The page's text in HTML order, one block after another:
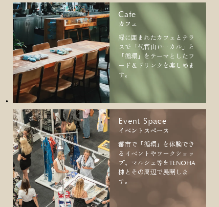
Cafe
カフェ
緑に囲まれたカフェとテラ
スで「代官山ローカル」と
「循環」をテーマとしたフ
ード＆ドリンクを楽しめま
す。
Event Space
イベントスペース
都市で「循環」を体験でき
るイベントやワークショッ
プ、マルシェ等をTENOHA
棟とその周辺で展開しま
す。